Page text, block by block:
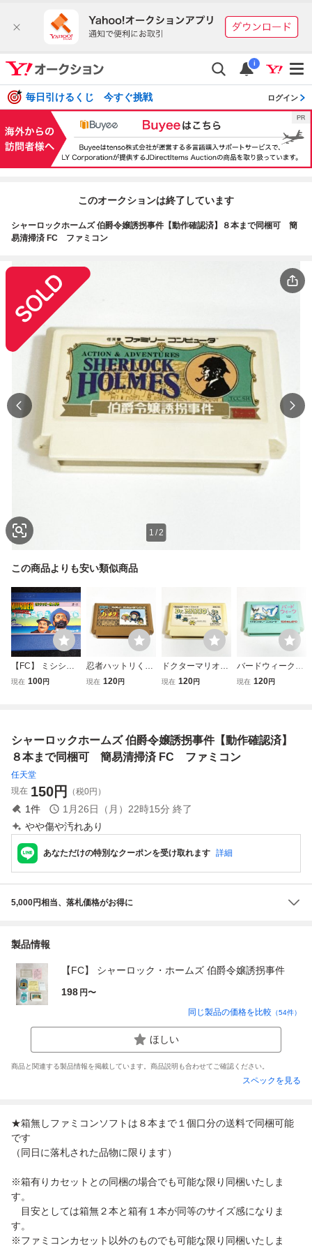
i
毎日引けるくじ 今すぐ挑戦 ログイン
このオークションは終了しています
シャーロックホームズ 伯爵令嬢誘拐事件【動作確認済】８本まで同梱可 簡
易清掃済 FC ファミコン
1 /2
この商品よりも安い類似商品
【FC】 ミシシッ
ピー殺人事件/ファ
現在 100円
忍者ハットリくん
【動作確認済】８
現在 120円
ドクターマリオ
【動作確認済】８
現在 120円
バードウィーク
【動作確認済】８
現在 120円
シャーロックホームズ 伯爵令嬢誘拐事件【動作確認済】
８本まで同梱可 簡易清掃済 FC ファミコン
任天堂
現在 150円 （税0円）
1件 1月26日（月）22時15分 終了
やや傷や汚れあり
あなただけの特別なクーポンを受け取れます 詳細
5,000円相当、落札価格がお得に
製品情報
【FC】 シャーロック・ホームズ 伯爵令嬢誘拐事件
198 円〜
同じ製品の価格を比較 （54件）
ほしい
商品と関連する製品情報を掲載しています。商品説明も合わせてご確認ください。
スペックを見る
★箱無しファミコンソフトは８本まで１個口分の送料で同梱可能
です
（同日に落札された品物に限ります）
※箱有りカセットとの同梱の場合でも可能な限り同梱いたしま
す。
目安としては箱無２本と箱有１本が同等のサイズ感になりま
す。
※ファミコンカセット以外のものでも可能な限り同梱いたしま